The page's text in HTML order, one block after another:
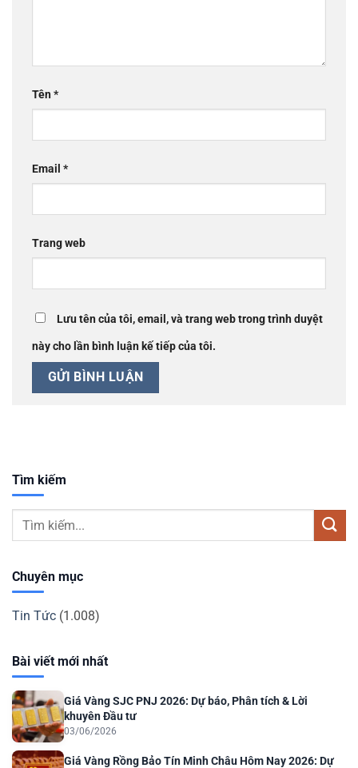
Tên*
Email *
Trang web
Lưu tên của tôi, email, và trang web trong trình duyệt
này cho lần bình luận kế tiếp của tôi.
Tìm kiếm
Chuyên mục
Tin Tức (1.008)
Bài viết mới nhất
Giá Vàng SJC PNJ 2026: Dự báo, Phân tích & Lời
khuyên Đầu tư
03/06/2026
Giá Vàng Rồng Bảo Tín Minh Châu Hôm Nay 2026: Dự